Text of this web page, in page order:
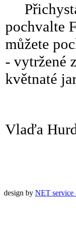
pochvalte
můžete
- vytržené
květnaté
Vlaďa
design by NET service